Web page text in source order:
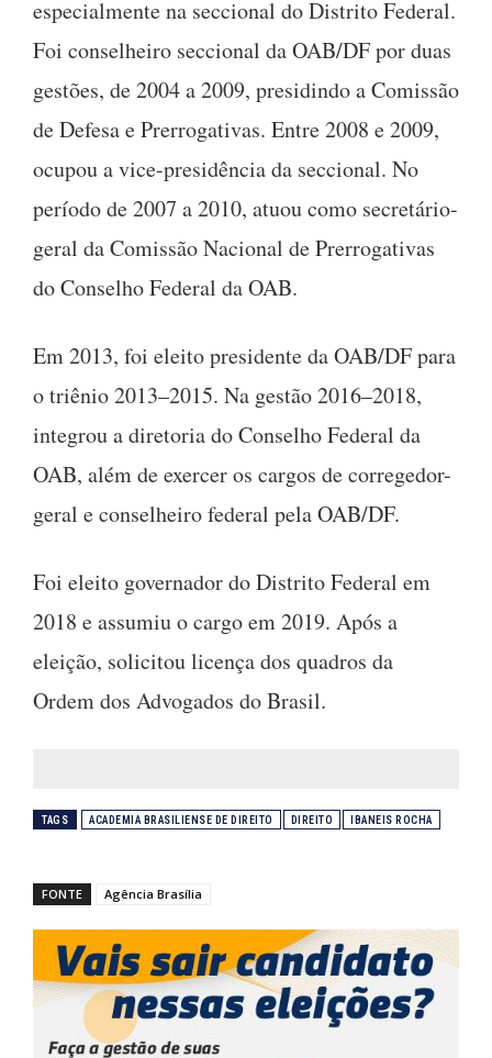
especialmente na seccional do Distrito Federal.
Foi conselheiro seccional da OAB/DF por duas
gestões, de 2004 a 2009, presidindo a Comissão
de Defesa e Prerrogativas. Entre 2008 e 2009,
ocupou a vice-presidência da seccional. No
período de 2007 a 2010, atuou como secretário-
geral da Comissão Nacional de Prerrogativas
do Conselho Federal da OAB.
Em 2013, foi eleito presidente da OAB/DF para
o triênio 2013–2015. Na gestão 2016–2018,
integrou a diretoria do Conselho Federal da
OAB, além de exercer os cargos de corregedor-
geral e conselheiro federal pela OAB/DF.
Foi eleito governador do Distrito Federal em
2018 e assumiu o cargo em 2019. Após a
eleição, solicitou licença dos quadros da
Ordem dos Advogados do Brasil.
TAGS ACADEMIA BRASILIENSE DE DIREITO DIREITO IBANEIS ROCHA
FONTE Agência Brasília